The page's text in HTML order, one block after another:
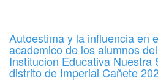
Autoestima y la influencia en
academico de los alumnos
Institucion Educativa Nuestra
distrito de Imperial Cañete